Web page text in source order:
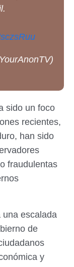
sido un foco
recientes,
han sido
fraudulentas
una escalada
de
y